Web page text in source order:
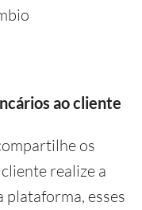
ao cliente
os
realize a
esses